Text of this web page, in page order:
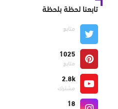
تابعنا لحظة بلحظة
متابع
1025
متابع
2.8k
مشترك
18